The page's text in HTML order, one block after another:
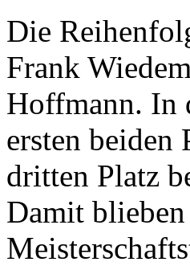
Die
Frank
Hoffmann. In
ersten beiden
dritten Platz
Damit